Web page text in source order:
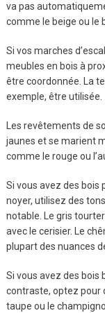
va pas
comme le beige ou le
Si vos marches
meubles en bois à
être coordonnée. La
exemple, être utilisée.
Les revêtements de
jaunes et se marient
comme le rouge ou
Si vous avez des bois
noyer, utilisez des
notable. Le gris
avec le cerisier. Le
plupart des nuances
Si vous avez des bois
contraste, optez pour
taupe ou le